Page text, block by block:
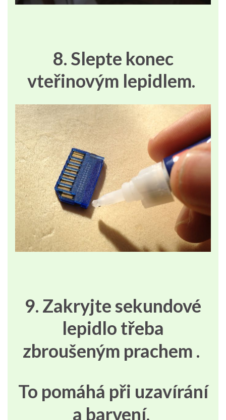
8. Slepte konec
vteřinovým lepidlem.
9. Zakryjte sekundové
lepidlo třeba
zbroušeným prachem .
To pomáhá při uzavírání
a barvení.